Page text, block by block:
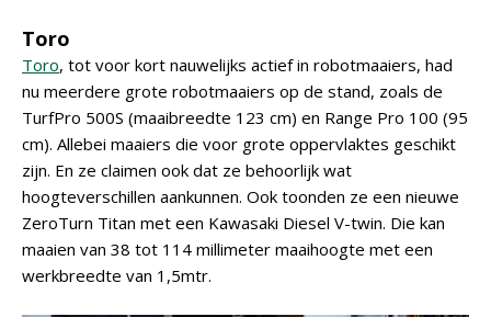
Toro
Toro, tot voor kort nauwelijks actief in robotmaaiers, had
nu meerdere grote robotmaaiers op de stand, zoals de
TurfPro 500S (maaibreedte 123 cm) en Range Pro 100 (95
cm). Allebei maaiers die voor grote oppervlaktes geschikt
zijn. En ze claimen ook dat ze behoorlijk wat
hoogteverschillen aankunnen. Ook toonden ze een nieuwe
ZeroTurn Titan met een Kawasaki Diesel V-twin. Die kan
maaien van 38 tot 114 millimeter maaihoogte met een
werkbreedte van 1,5mtr.